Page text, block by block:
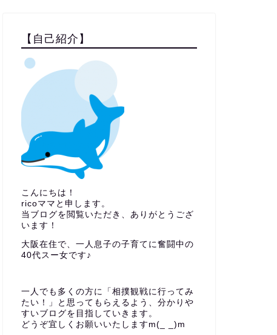
【自己紹介】
こんにちは！
ricoママと申します。
当ブログを閲覧いただき、ありがとうござ
います！
大阪在住で、一人息子の子育てに奮闘中の
40代スー女です♪
一人でも多くの方に「相撲観戦に行ってみ
たい！」と思ってもらえるよう、分かりや
すいブログを目指していきます。
どうぞ宜しくお願いいたしますm(_ _)m